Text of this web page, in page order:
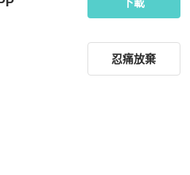
本地 免運
忍痛放棄